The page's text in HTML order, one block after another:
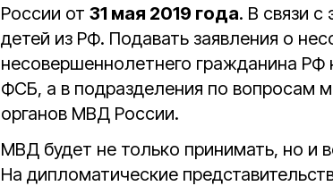
России от 31 мая 2019 года. В связи с
детей из РФ. Подавать заявления о
несовершеннолетнего гражданина
ФСБ, а в подразделения по вопросам
органов МВД России.
МВД будет не только принимать, но и
На дипломатические